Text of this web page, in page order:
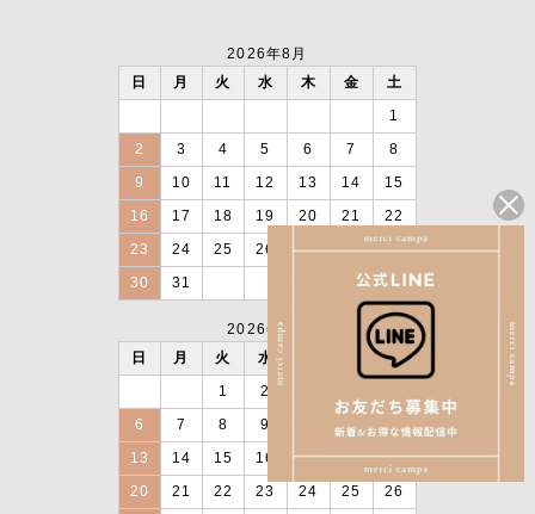
2026年8月
日
月 火 水 木 金
土
1
2
3 4 5 6 7
8
9
10 11 12 13 14
15
16
17 18 19 20 21
22
23
24 25 26 27 28
29
30
31
2026年9月
日
月 火 水
土
1
2
6
7 8 9 11
12
13
14 15 16 17 18
19
20
21 22 23 24 25 26